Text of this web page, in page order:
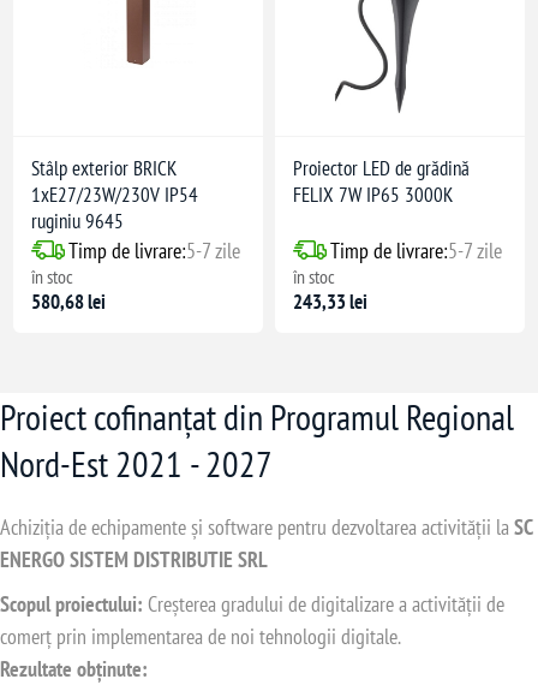
Stâlp exterior BRICK
1xE27/23W/230V IP54
ruginiu 9645
Timp de livrare:5-7 zile
în stoc
580,68 lei
Proiector LED de grădină
FELIX 7W IP65 3000K
Timp de livrare:5-7 zile
în stoc
243,33 lei
Proiect cofinanțat din Programul Regional
Nord-Est 2021 - 2027
Achiziția de echipamente și software pentru dezvoltarea activității la SC
ENERGO SISTEM DISTRIBUTIE SRL
Scopul proiectului: Creșterea gradului de digitalizare a activității de
comerț prin implementarea de noi tehnologii digitale.
Rezultate obținute: